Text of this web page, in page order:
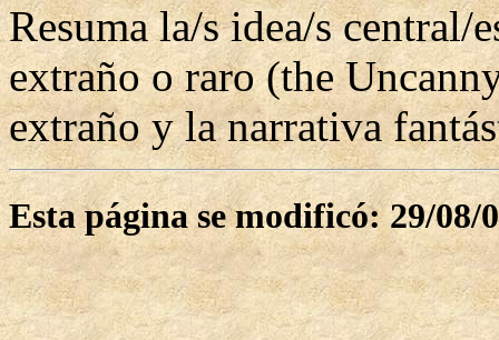
Resuma la/s idea/s
extraño o raro (the
extraño y la narrativa
Esta página se modificó: 29/08/